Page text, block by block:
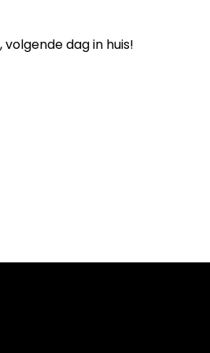
volgende dag in huis!